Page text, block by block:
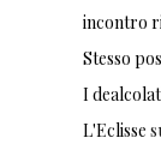
incontro
Stesso
I
L'Eclisse